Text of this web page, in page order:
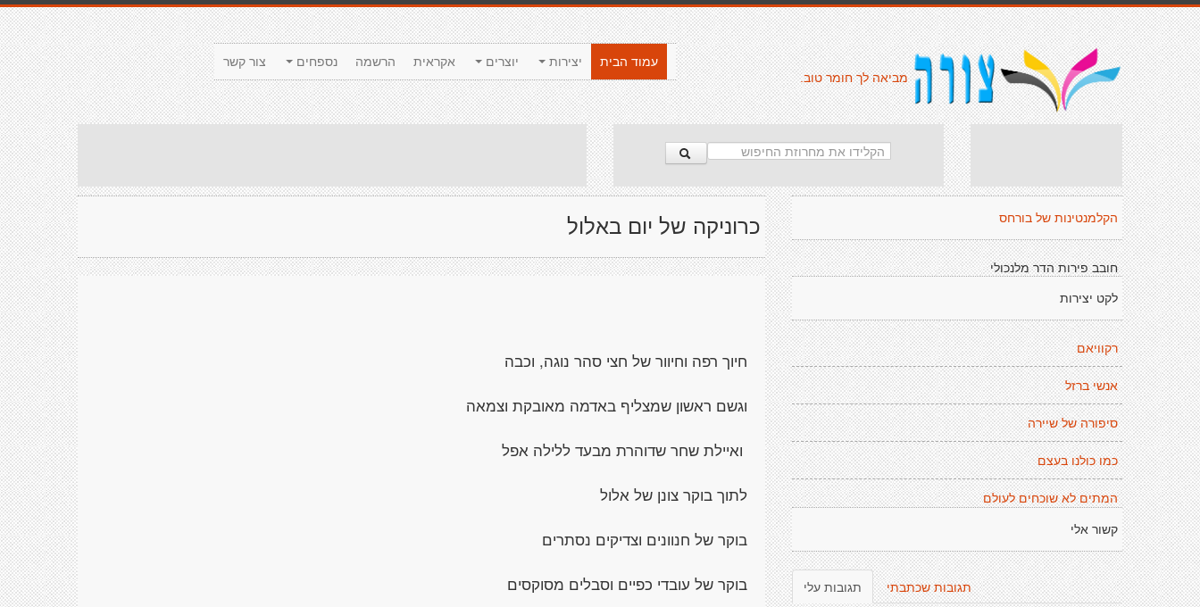
צור קשר נספחים הרשמה אקראית יוצרים יצירות
עמוד הבית
מביאה לך חומר טוב.
כרוניקה של יום באלול
חיוך רפה וחיוור של חצי סהר נוגה, וכבה
וגשם ראשון שמצליף באדמה מאובקת וצמאה
ואיילת שחר שדוהרת מבעד ללילה אפל
לתוך בוקר צונן של אלול
בוקר של חנוונים וצדיקים נסתרים
בוקר של עובדי כפיים וסבלים מסוקסים
הקלמנטינות של בורחס
חובב פירות הדר מלנכולי
לקט יצירות
רקוויאם
אנשי ברזל
סיפורה של שיירה
כמו כולנו בעצם
המתים לא שוכחים לעולם
קשור אלי
תגובות עלי תגובות שכתבתי